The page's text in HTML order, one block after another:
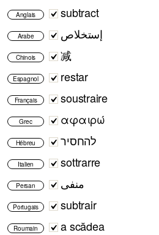
Anglais subtract
Arabe إستخلاص
Chinois 减
Espagnol restar
Français soustraire
Grec αφαιρώ
Hébreu להחסיר
Italien sottrarre
Persan منفی
Portugais subtrair
Roumain a scădea